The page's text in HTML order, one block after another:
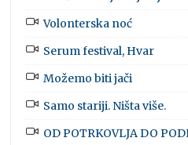
Volonterska noć
Serum festival, Hvar
Možemo biti jači
Samo stariji. Ništa više.
OD POTRKOVLJA DO